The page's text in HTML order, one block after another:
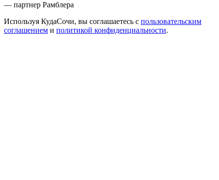
— партнер Рамблера
Используя КудаСочи, вы соглашаетесь с пользовательским
соглашением и политикой конфиденциальности.